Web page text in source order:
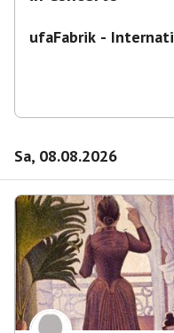
ufaFabrik -
Sa, 08.08.2026